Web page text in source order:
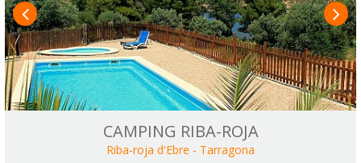
CAMPING RIBA-ROJA
Riba-roja d'Ebre - Tarragona